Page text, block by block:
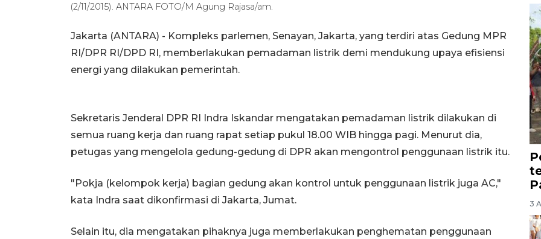
(2/11/2015). ANTARA FOTO/M Agung Rajasa/am.
Jakarta (ANTARA) - Kompleks parlemen, Senayan, Jakarta, yang terdiri atas Gedung MPR
RI/DPR RI/DPD RI, memberlakukan pemadaman listrik demi mendukung upaya efisiensi
energi yang dilakukan pemerintah.
Sekretaris Jenderal DPR RI Indra Iskandar mengatakan pemadaman listrik dilakukan di
semua ruang kerja dan ruang rapat setiap pukul 18.00 WIB hingga pagi. Menurut dia,
petugas yang mengelola gedung-gedung di DPR akan mengontrol penggunaan listrik itu.
"Pokja (kelompok kerja) bagian gedung akan kontrol untuk penggunaan listrik juga AC,"
kata Indra saat dikonfirmasi di Jakarta, Jumat.
Selain itu, dia mengatakan pihaknya juga memberlakukan penghematan penggunaan
3